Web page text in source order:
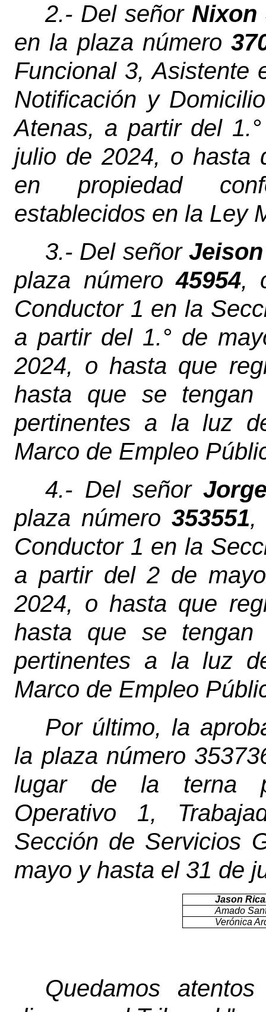
2.- Del señor Nixon
en la plaza número
Funcional 3, Asistente
Notificación y
Atenas, a partir del
julio de 2024, o hasta
en propiedad
establecidos en la Ley
3.- Del señor
plaza número45954,
Conductor 1 en la
a partir del 1.° de
2024, o hasta que
hasta que se tengan
pertinentes a la luz
Marco de Empleo
4.- Del señor
plaza número 353551,
Conductor 1 en la
a partir del 2 de
2024, o hasta que
hasta que se tengan
pertinentes a la luz
Marco de Empleo
Por último, la
la plaza número
lugar de la terna
Operativo 1,
Sección de Servicios
mayo y hasta el 31 de
Jason
Amado
Verónica
Quedamos